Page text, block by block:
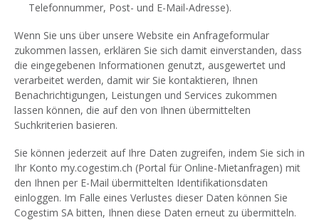
Telefonnummer, Post- und E-Mail-Adresse).
Wenn Sie uns über unsere Website ein Anfrageformular
zukommen lassen, erklären Sie sich damit einverstanden, dass
die eingegebenen Informationen genutzt, ausgewertet und
verarbeitet werden, damit wir Sie kontaktieren, Ihnen
Benachrichtigungen, Leistungen und Services zukommen
lassen können, die auf den von Ihnen übermittelten
Suchkriterien basieren.
Sie können jederzeit auf Ihre Daten zugreifen, indem Sie sich in
Ihr Konto my.cogestim.ch (Portal für Online-Mietanfragen) mit
den Ihnen per E-Mail übermittelten Identifikationsdaten
einloggen. Im Falle eines Verlustes dieser Daten können Sie
Cogestim SA bitten, Ihnen diese Daten erneut zu übermitteln.